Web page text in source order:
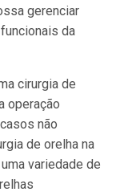
gerenciar
da
cirurgia de
operação
não
de orelha na
variedade de